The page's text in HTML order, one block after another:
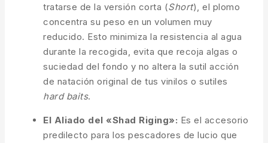
tratarse de la versión corta (Short), el plomo
concentra su peso en un volumen muy
reducido. Esto minimiza la resistencia al agua
durante la recogida, evita que recoja algas o
suciedad del fondo y no altera la sutil acción
de natación original de tus vinilos o sutiles
hard baits.
El Aliado del «Shad Riging»: Es el accesorio
predilecto para los pescadores de lucio que